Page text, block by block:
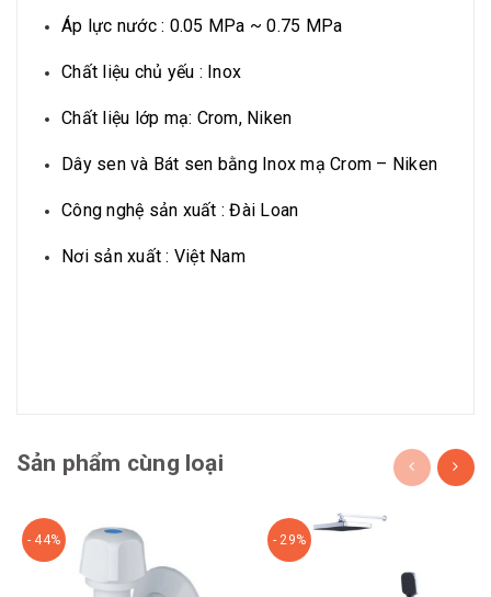
Áp lực nước : 0.05 MPa ~ 0.75 MPa
Chất liệu chủ yếu : Inox
Chất liệu lớp mạ: Crom, Niken
Dây sen và Bát sen bằng Inox mạ Crom – Niken
Công nghệ sản xuất : Đài Loan
Nơi sản xuất : Việt Nam
Sản phẩm cùng loại
- 44% - 29%